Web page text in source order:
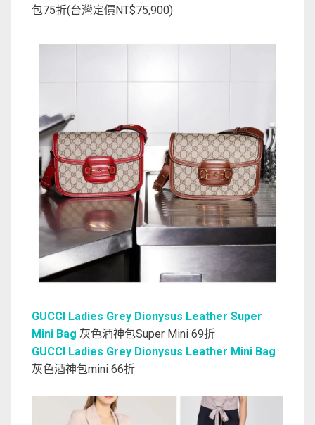
包75折(台灣定價NT$75,900)
GUCCI Ladies Grey Dionysus Leather Super
Mini Bag 灰色酒神包Super Mini 69折
GUCCI Ladies Grey Dionysus Leather Mini Bag
灰色酒神包mini 66折